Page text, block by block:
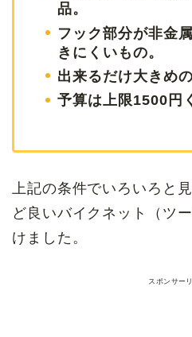
品。
フック部分が非金
きにくいもの。
出来るだけ大きめ
予算は上限1500円
上記の条件でいろいろと
ど良いバイクネット（ツ
けました。
スポンサー